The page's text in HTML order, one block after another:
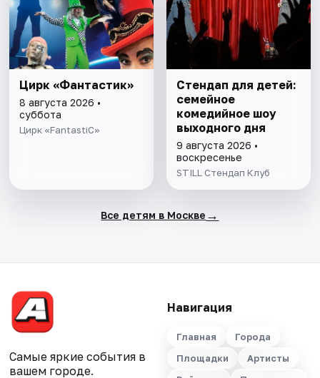
Цирк «Фантастик»
8 августа 2026 •
суббота
Цирк «FantastiC»
Стендап для детей:
семейное
комедийное шоу
выходного дня
9 августа 2026 •
воскресенье
STILL Стендап Клуб
Все детям в Москве →
Самые яркие события в
вашем городе.
Навигация
Главная
Города
Площадки
Артисты